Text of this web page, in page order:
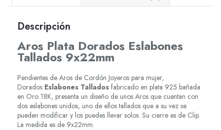
Descripción
Aros Plata Dorados Eslabones
Tallados 9x22mm
Pendientes de Aros de Cordón Joyeros para mujer,
Dorados Eslabones Tallados fabricado en plata 925 bañada
en Oro 18K, presenta un diseño de unos Aros que cuentan con
dos eslabones unidos, uno de ellos tallados que a su vez se
pueden modificar y los puedes llevar solos. Su cierre es de Clip.
La medida es de 9x22mm.